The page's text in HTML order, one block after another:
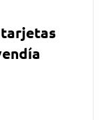
tarjetas